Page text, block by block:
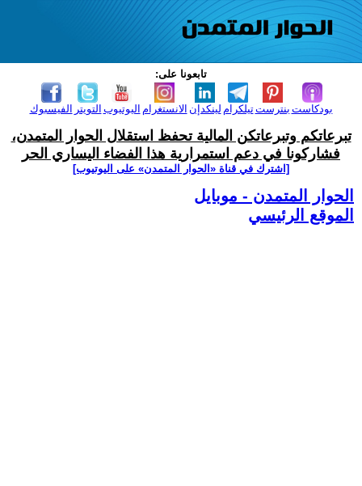
تابعونا على:
الفيسبوك التويتر اليوتيوب الانستغرام لينكدإن تيلكرامبنترست بودكاست
تبرعاتكم وتبرعاتكن المالية تحفظ استقلال الحوار المتمدن،
فشاركونا في دعم استمرارية هذا الفضاء اليساري الحر
[اشترك في قناة ‫«الحوار المتمدن» على اليوتيوب]
الحوار المتمدن - موبايل
الموقع الرئيسي